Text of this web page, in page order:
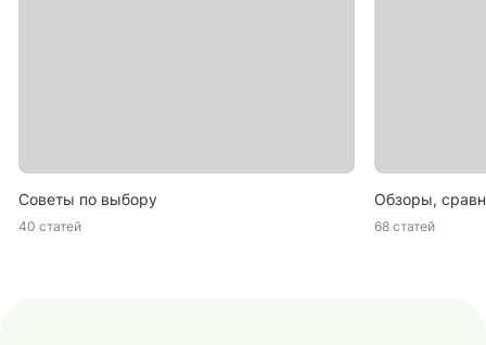
Советы по выбору
40 статей
Обзоры,
68 статей